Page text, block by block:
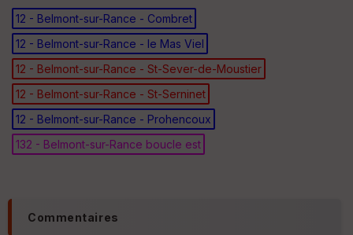
12 - Belmont-sur-Rance - Combret
12 - Belmont-sur-Rance - le Mas Viel
12 - Belmont-sur-Rance - St-Sever-de-Moustier
12 - Belmont-sur-Rance - St-Serninet
12 - Belmont-sur-Rance - Prohencoux
132 - Belmont-sur-Rance boucle est
Commentaires